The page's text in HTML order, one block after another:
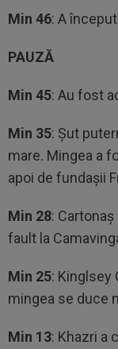
Min 46: A
PAUZĂ
Min 45: Au fost
Min 35: Șut
mare. Mingea a
apoi de fundașii
Min 28:
fault la
Min 25: Kinglsey
mingea se duce
Min 13: Khazri a